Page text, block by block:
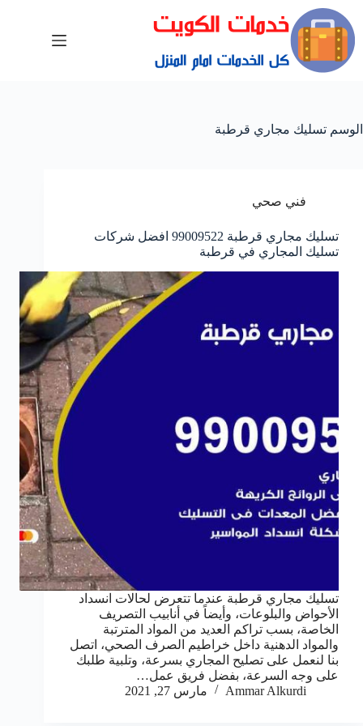
الوسم تسليك مجاري قرطبة
فني صحي
تسليك مجاري قرطبة 99009522 افضل شركات
تسليك المجاري في قرطبة
تسليك مجاري قرطبة عندما تتعرض لحالات انسداد
الأحواض والبلوعات، وأيضاً في أنابيب التصريف
الخاصة، بسب تراكم العديد من المواد المترتبة
والمواد الدهنية داخل خراطيم الصرف الصحي، اتصل
بنا لنعمل على تصليح المجاري بسرعة، وتلبية طلبك
على وجه السرعة، بفضل فريق عمل…
Ammar Alkurdi
مارس 27, 2021